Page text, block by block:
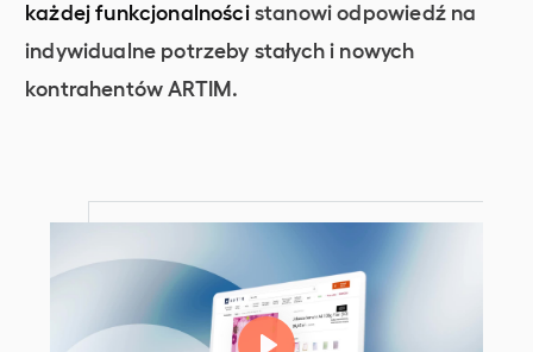
każdej funkcjonalnościstanowi odpowiedź na
indywidualne potrzeby stałych i nowych
kontrahentów ARTIM.